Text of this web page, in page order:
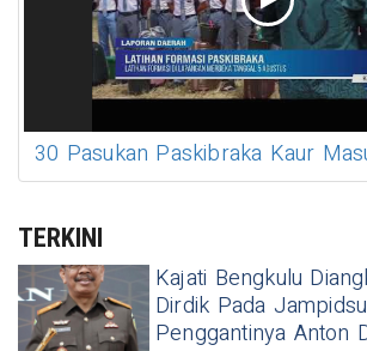
30 Pasukan Paskibraka Kaur
TERKINI
Kajati Bengkulu
Dirdik Pada
Penggantinya Anton